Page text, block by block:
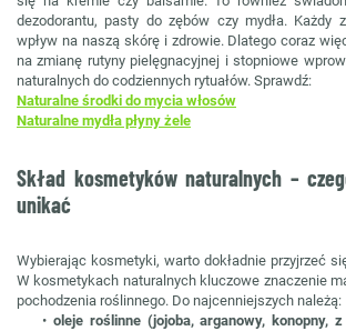
dezodorantu, pasty do zębów czy mydła. Każdy
wpływ na naszą skórę i zdrowie. Dlatego coraz
na zmianę rutyny pielęgnacyjnej i stopniowe
naturalnych do codziennych rytuałów. Sprawdź:
Naturalne środki do mycia włosów
Naturalne mydła płyny żele
Skład kosmetyków naturalnych –
unikać
Wybierając kosmetyki, warto dokładnie przyjrzeć
W kosmetykach naturalnych kluczowe znaczenie
pochodzenia roślinnego. Do najcenniejszych należą:
• oleje roślinne (jojoba, arganowy, konopny,